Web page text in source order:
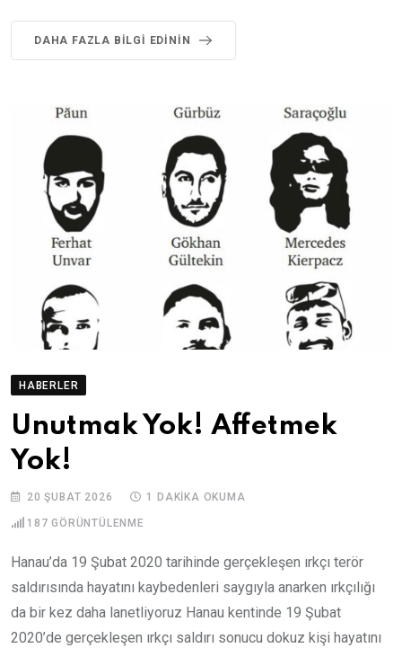
DAHA FAZLA BILGI EDININ
HABERLER
Unutmak Yok! Affetmek
Yok!
20 ŞUBAT 2026 1 DAKIKA OKUMA
187 GÖRÜNTÜLENME
Hanau’da 19 Şubat 2020 tarihinde gerçekleşen ırkçı terör
saldırısında hayatını kaybedenleri saygıyla anarken ırkçılığı
da bir kez daha lanetliyoruz Hanau kentinde 19 Şubat
2020’de gerçekleşen ırkçı saldırı sonucu dokuz kişi hayatını